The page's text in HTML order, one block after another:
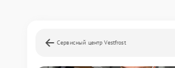
Сервисный центр Vestfrost